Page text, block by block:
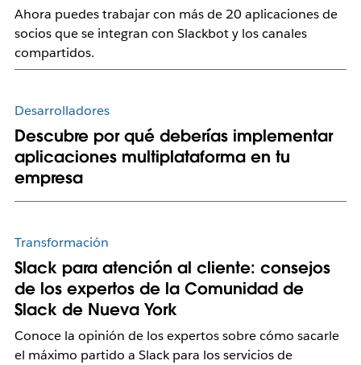
Ahora puedes trabajar con más de 20 aplicaciones de
socios que se integran con Slackbot y los canales
compartidos.
Desarrolladores
Descubre por qué deberías implementar
aplicaciones multiplataforma en tu
empresa
Transformación
Slack para atención al cliente: consejos
de los expertos de la Comunidad de
Slack de Nueva York
Conoce la opinión de los expertos sobre cómo sacarle
el máximo partido a Slack para los servicios de